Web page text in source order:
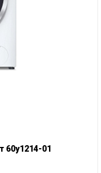
60у1214-01